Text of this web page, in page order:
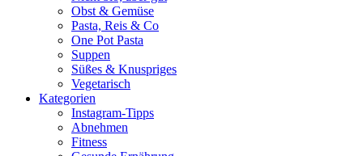
Obst & Gemüse
Pasta, Reis & Co
One Pot Pasta
Suppen
Süßes & Knuspriges
Vegetarisch
Kategorien
Instagram-Tipps
Abnehmen
Fitness